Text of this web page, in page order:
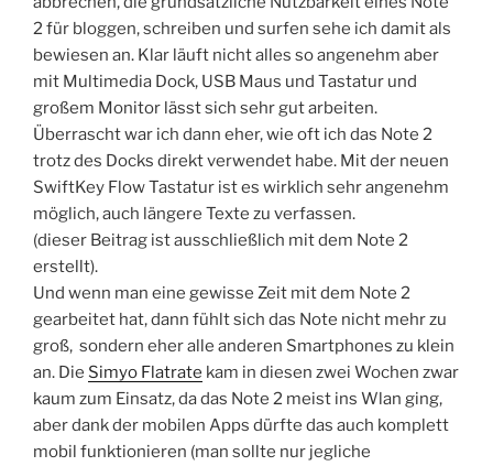
2 für bloggen, schreiben und surfen sehe ich damit als
bewiesen an. Klar läuft nicht alles so angenehm aber
mit Multimedia Dock, USB Maus und Tastatur und
großem Monitor lässt sich sehr gut arbeiten.
Überrascht war ich dann eher, wie oft ich das Note 2
trotz des Docks direkt verwendet habe. Mit der neuen
SwiftKey Flow Tastatur ist es wirklich sehr angenehm
möglich, auch längere Texte zu verfassen.
(dieser Beitrag ist ausschließlich mit dem Note 2
erstellt).
Und wenn man eine gewisse Zeit mit dem Note 2
gearbeitet hat, dann fühlt sich das Note nicht mehr zu
groß, sondern eher alle anderen Smartphones zu klein
an. Die Simyo Flatrate kam in diesen zwei Wochen zwar
kaum zum Einsatz, da das Note 2 meist ins Wlan ging,
aber dank der mobilen Apps dürfte das auch komplett
mobil funktionieren (man sollte nur jegliche